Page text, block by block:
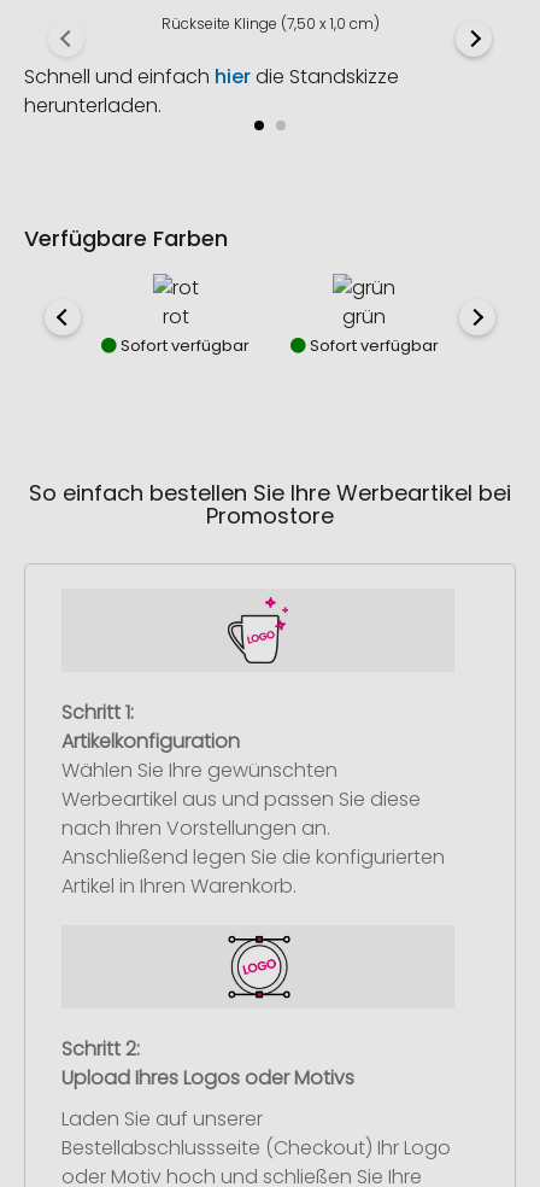
Rückseite Klinge (7,50 x 1,0 cm)
Schnell und einfach hierdie Standskizze
herunterladen.
Verfügbare Farben
rot
Sofort verfügbar
grün
Sofort verfügbar
So einfach bestellen Sie Ihre Werbeartikel bei
Promostore
Schritt 1:
Artikelkonfiguration
Wählen Sie Ihre gewünschten
Werbeartikel aus und passen Sie diese
nach Ihren Vorstellungen an.
Anschließend legen Sie die konfigurierten
Artikel in Ihren Warenkorb.
Schritt 2:
Upload Ihres Logos oder Motivs
Laden Sie auf unserer
Bestellabschlussseite (Checkout) Ihr Logo
oder Motiv hoch und schließen Sie Ihre